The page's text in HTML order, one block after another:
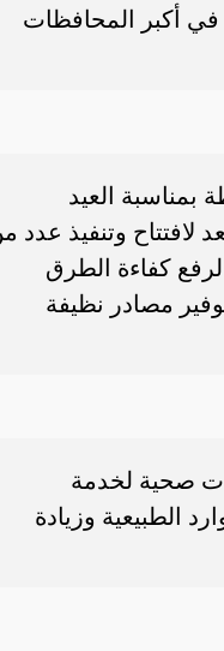
في أكبر المحافظات
بمناسبة العيد
لافتتاح وتنفيذ عدد
كفاءة الطرق
مصادر نظيفة
صحية لخدمة
الطبيعية وزيادة